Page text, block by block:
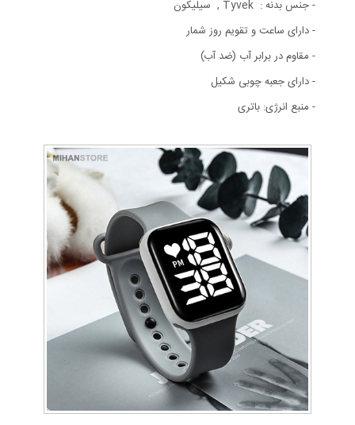
- جنس بدنه : Tyvek , سیلیکون
- دارای ساعت و تقویم روز شمار
- مقاوم در برابر آب (ضد آب)
- دارای جعبه چوبی شکیل
- منبع انرژی: باتری